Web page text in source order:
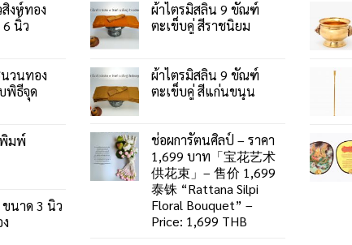
งห์ทอง
6 นิ้ว
วนทอง
พิธีจุด
มพ์
นาด 3 นิ้ว
ผ้าไตรมิสลิน 9 ขัณฑ์
ตะเข็บคู่ สีราชนิยม
ผ้าไตรมิสลิน 9 ขัณฑ์
ตะเข็บคู่ สีแก่นขนุน
ช่อผการัตนศิลป์ – ราคา
1,699 บาท「宝花艺术
供花束」– 售价 1,699
泰铢 “Rattana Silpi
Floral Bouquet” –
Price: 1,699 THB